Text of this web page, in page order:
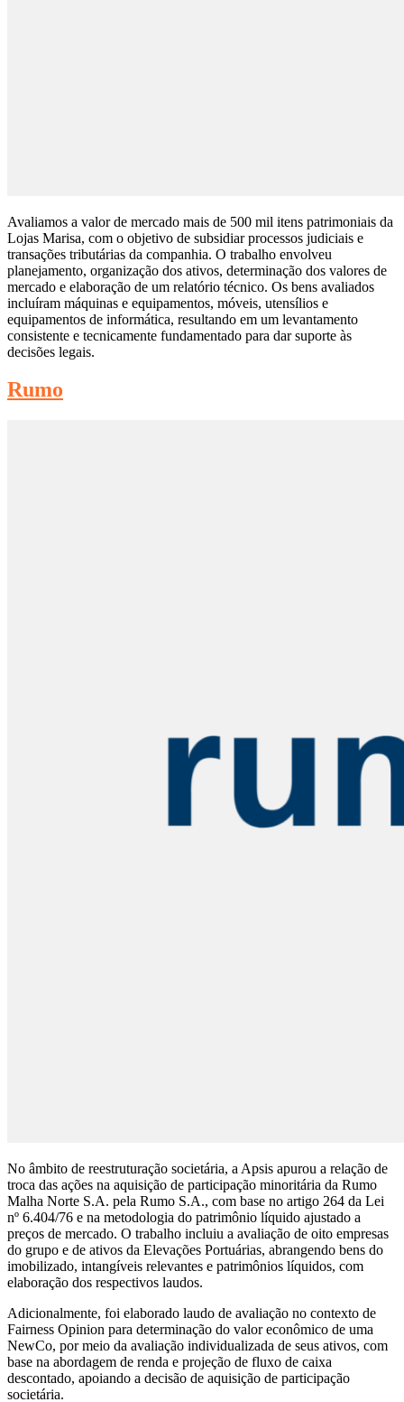
Avaliamos a valor de mercado mais de 500 mil itens patrimoniais da
Lojas Marisa, com o objetivo de subsidiar processos judiciais e
transações tributárias da companhia. O trabalho envolveu
planejamento, organização dos ativos, determinação dos valores de
mercado e elaboração de um relatório técnico. Os bens avaliados
incluíram máquinas e equipamentos, móveis, utensílios e
equipamentos de informática, resultando em um levantamento
consistente e tecnicamente fundamentado para dar suporte às
decisões legais.
Rumo
No âmbito de reestruturação societária, a Apsis apurou a relação de
troca das ações na aquisição de participação minoritária da Rumo
Malha Norte S.A. pela Rumo S.A., com base no artigo 264 da Lei
nº 6.404/76 e na metodologia do patrimônio líquido ajustado a
preços de mercado. O trabalho incluiu a avaliação de oito empresas
do grupo e de ativos da Elevações Portuárias, abrangendo bens do
imobilizado, intangíveis relevantes e patrimônios líquidos, com
elaboração dos respectivos laudos.
Adicionalmente, foi elaborado laudo de avaliação no contexto de
Fairness Opinion para determinação do valor econômico de uma
NewCo, por meio da avaliação individualizada de seus ativos, com
base na abordagem de renda e projeção de fluxo de caixa
descontado, apoiando a decisão de aquisição de participação
societária.